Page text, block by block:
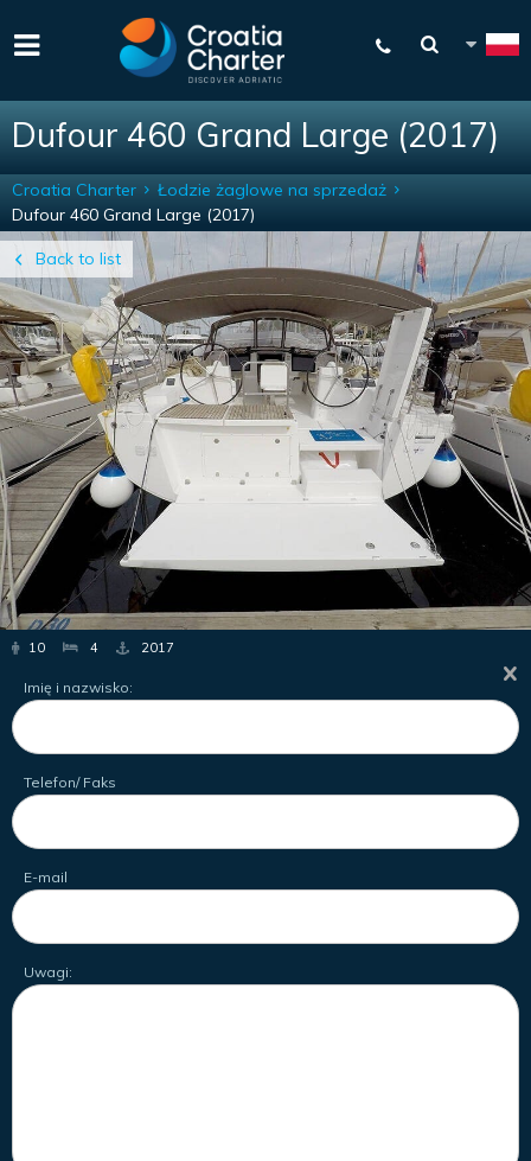
Dufour 460 Grand Large (2017)
Back to list
Croatia Charter
Łodzie żaglowe na sprzedaż
Dufour 460 Grand Large (2017)
10 4 2017
Imię i nazwisko:
Telefon/ Faks
E-mail
Uwagi: